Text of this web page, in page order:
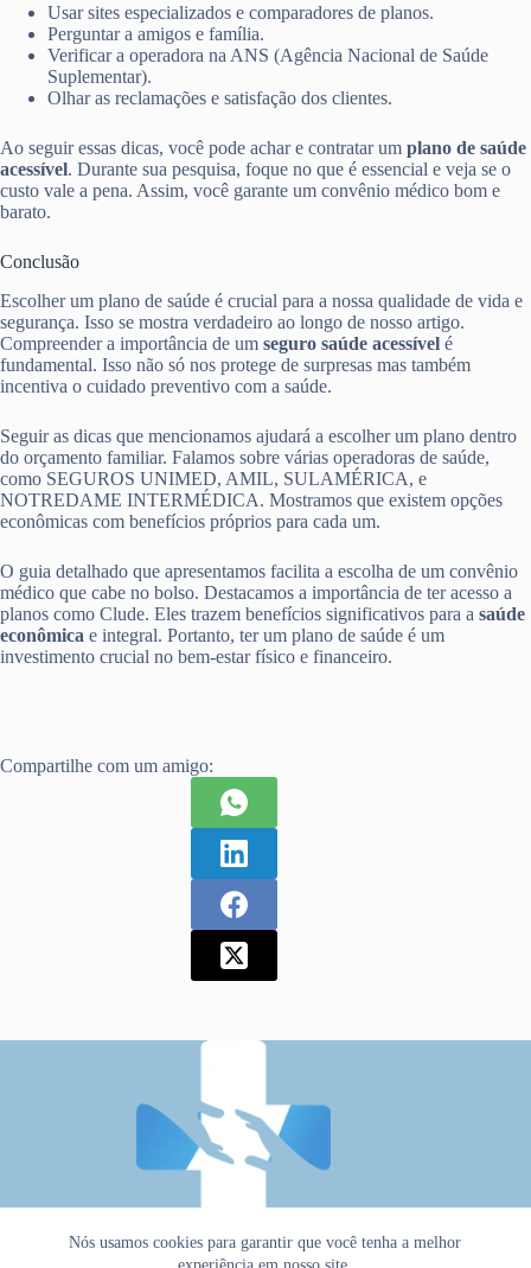
Nós usamos cookies para garantir que você tenha a melhor
Usar sites especializados e comparadores de planos.
Perguntar a amigos e família.
Verificar a operadora na ANS (Agência Nacional de Saúde
Suplementar).
Olhar as reclamações e satisfação dos clientes.
Ao seguir essas dicas, você pode achar e contratar um plano de saúde
acessível. Durante sua pesquisa, foque no que é essencial e veja se o
custo vale a pena. Assim, você garante um convênio médico bom e
barato.
Conclusão
Escolher um plano de saúde é crucial para a nossa qualidade de vida e
segurança. Isso se mostra verdadeiro ao longo de nosso artigo.
Compreender a importância de um seguro saúde acessível é
fundamental. Isso não só nos protege de surpresas mas também
incentiva o cuidado preventivo com a saúde.
Seguir as dicas que mencionamos ajudará a escolher um plano dentro
do orçamento familiar. Falamos sobre várias operadoras de saúde,
como SEGUROS UNIMED, AMIL, SULAMÉRICA, e
NOTREDAME INTERMÉDICA. Mostramos que existem opções
econômicas com benefícios próprios para cada um.
O guia detalhado que apresentamos facilita a escolha de um convênio
médico que cabe no bolso. Destacamos a importância de ter acesso a
planos como Clude. Eles trazem benefícios significativos para a saúde
econômica e integral. Portanto, ter um plano de saúde é um
investimento crucial no bem-estar físico e financeiro.
Compartilhe com um amigo: